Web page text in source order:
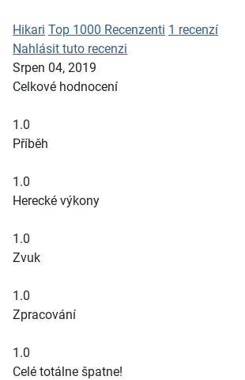
Hikari Top 1000 Recenzenti 1 recenzí
Nahlásit tuto recenzi
Srpen 04, 2019
Celkové hodnocení
1.0
Příběh
1.0
Herecké výkony
1.0
Zvuk
1.0
Zpracování
1.0
Celé totálne špatne!